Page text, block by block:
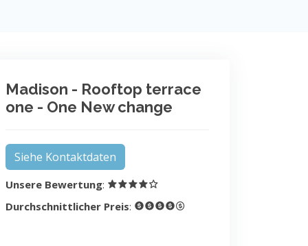
Madison - Rooftop terrace
one - One New change
Siehe Kontaktdaten
Unsere Bewertung:
Durchschnittlicher Preis: